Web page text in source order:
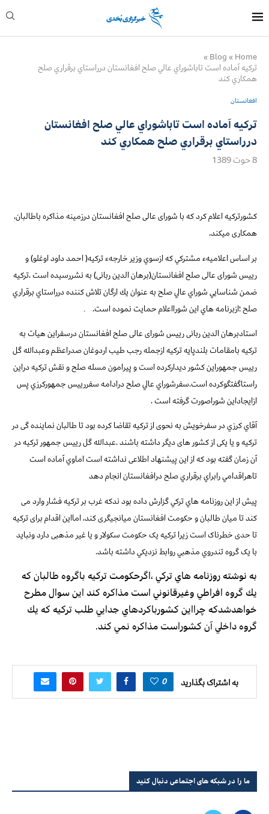
Home
»
Blog
»
تركيه آماده است تاباشوراي عالي صلح افغانستان درراستاي برقراري صلح
همكاري كند
افغانستان
تركيه آماده است تاباشوراي عالي صلح افغانستان
درراستاي برقراري صلح همكاري كند
8 حوت 1389
كشورترکیه اعلام كرد که با شورای عالی صلح افغانستان درزمينه مذاكره باطالبان،
همکاری میکند.
بر اساس اعلامیهء مشترکي که ازسوي وزیر خارجهء ترکیه( احمد داود اوغلو) و
رییس شورای عالی صلح افغانستان(برهان الدین ربانی) به نشررسيده است ،تركيه
ضمن شناسايي شوراي عالي صلح به عنوان يك ارگان تلاش كننده درراستاي برقراري
صلح ؛ازبرنامه هاي اين شورااعلام حمايت نموده است.
.
استادبرهان الدین ربانی رییس شورای عالی صلح افغانستان درسفراين هيات به
تركيه بامقامات بلندپايه تركيه ازجمله رجب طيب اردوغان صدراعظم وعبدالله گل
رييس جمهوراين كشور ديداركرده است و پيرامون مسله صلح و نقش تركيه دراين
راستاگفتگوكرده است.سفرشوراي عالي صلح درادامه سفررييس جمهوركرزي پس
ازايجاداين شوراصورت گرفته است .
آقاي كرزي در سفرخويش به نحوی از ترکیه تقاضا کرده بود تا طالبان نماینده گی در
ترکیه و یا یکی از کشور های دیگر داشته باشند .عبدالله گل رییس جمهور ترکیه در
آن زمان گفته بود که از این پیشنهاد اطلاعی نداشته است اماوي آماده است
تاهراقدامي رابراي برقراري صلح درافغانستان انجام دهد
پیش از این روزنامه هاي تركي گزارش داده بود ندکه غرب بر ترکیه فشار وارد می
کند تا میان طالبان و حکومت افغانستان میانجیگری کند، امااین اقدام برای ترکیه
تا حدی خطرناک است زیرا ترکیه یک حکومت سکولار و یا غیر مذهبی دارد ونباید
با یک گروه تندروي مذهبي روابط نزديكي داشته باشد.
به نوشته روزنامه هاي تركي ،اگرحكومت تركيه باگروه طالبان كه
يك گروه افراطي وغيرقانوني است مذاكره كند اين سوال مطرح
خواهدشدكه چرااين كشورباكردهاي جدايي طلب تركيه كه يك
گروه داخلي آن كشوراست مذاكره نمي كند.
به اشتراک بگذارید 0
ما را در شبکه های اجتماعی دنبال کنید